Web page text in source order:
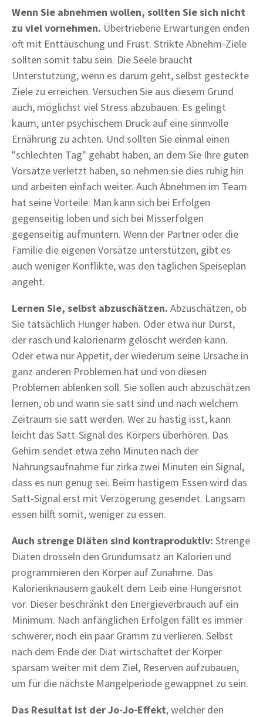
Wenn Sie abnehmen wollen, sollten Sie sich nicht
zu viel vornehmen. Übertriebene Erwartungen enden
oft mit Enttäuschung und Frust. Strikte Abnehm-Ziele
sollten somit tabu sein. Die Seele braucht
Unterstützung, wenn es darum geht, selbst gesteckte
Ziele zu erreichen. Versuchen Sie aus diesem Grund
auch, möglichst viel Stress abzubauen. Es gelingt
kaum, unter psychischem Druck auf eine sinnvolle
Ernährung zu achten. Und sollten Sie einmal einen
"schlechten Tag" gehabt haben, an dem Sie Ihre guten
Vorsätze verletzt haben, so nehmen sie dies ruhig hin
und arbeiten einfach weiter. Auch Abnehmen im Team
hat seine Vorteile: Man kann sich bei Erfolgen
gegenseitig loben und sich bei Misserfolgen
gegenseitig aufmuntern. Wenn der Partner oder die
Familie die eigenen Vorsätze unterstützen, gibt es
auch weniger Konflikte, was den täglichen Speiseplan
angeht.
Lernen Sie, selbst abzuschätzen. Abzuschätzen, ob
Sie tatsächlich Hunger haben. Oder etwa nur Durst,
der rasch und kalorienarm gelöscht werden kann.
Oder etwa nur Appetit, der wiederum seine Ursache in
ganz anderen Problemen hat und von diesen
Problemen ablenken soll. Sie sollen auch abzuschätzen
lernen, ob und wann sie satt sind und nach welchem
Zeitraum sie satt werden. Wer zu hastig isst, kann
leicht das Satt-Signal des Körpers überhören. Das
Gehirn sendet etwa zehn Minuten nach der
Nahrungsaufnahme für zirka zwei Minuten ein Signal,
dass es nun genug sei. Beim hastigem Essen wird das
Satt-Signal erst mit Verzögerung gesendet. Langsam
essen hilft somit, weniger zu essen.
Auch strenge Diäten sind kontraproduktiv: Strenge
Diäten drosseln den Grundumsatz an Kalorien und
programmieren den Körper auf Zunahme. Das
Kalorienknausern gaukelt dem Leib eine Hungersnot
vor. Dieser beschränkt den Energieverbrauch auf ein
Minimum. Nach anfänglichen Erfolgen fällt es immer
schwerer, noch ein paar Gramm zu verlieren. Selbst
nach dem Ende der Diät wirtschaftet der Körper
sparsam weiter mit dem Ziel, Reserven aufzubauen,
um für die nächste Mangelperiode gewappnet zu sein.
Das Resultat ist der Jo-Jo-Effekt, welcher den